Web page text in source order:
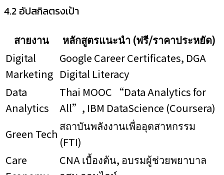
4.2 อัปสกิลตรงเป้า
สายงาน
หลักสูตรแนะนำ (ฟรี/ราคาประหยัด)
Digital
Marketing
Google Career Certificates, DGA
Digital Literacy
Data
Analytics
Thai MOOC “Data Analytics for
All”, IBM DataScience (Coursera)
Green Tech
สถาบันพลังงานเพื่ออุตสาหกรรม
(FTI)
Care
CNA เบื้องต้น, อบรมผู้ช่วยพยาบาล